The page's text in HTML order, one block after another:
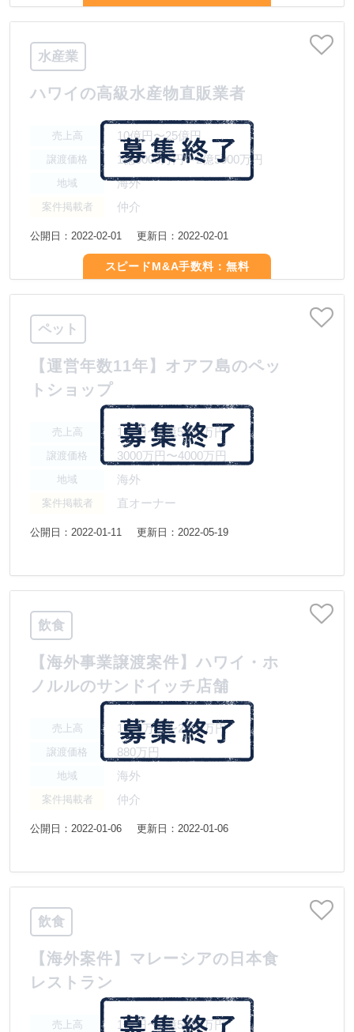
水産業
ハワイの高級水産物直販業者
売上高 10億円〜25億円
譲渡価格 1億5000万円〜2億5000万円
地域 海外
案件掲載者 仲介
公開日：2022-02-01 更新日：2022-02-01
スピードM&A手数料：無料
ペット
【運営年数11年】オアフ島のペッ
トショップ
売上高 1億円〜2億5000万円
譲渡価格 3000万円〜4000万円
地域 海外
案件掲載者 直オーナー
公開日：2022-01-11 更新日：2022-05-19
飲食
【海外事業譲渡案件】ハワイ・ホ
ノルルのサンドイッチ店舗
売上高 1000万円〜2000万円
譲渡価格 880万円
地域 海外
案件掲載者 仲介
公開日：2022-01-06 更新日：2022-01-06
飲食
【海外案件】マレーシアの日本食
レストラン
売上高 1億円〜2億5000万円